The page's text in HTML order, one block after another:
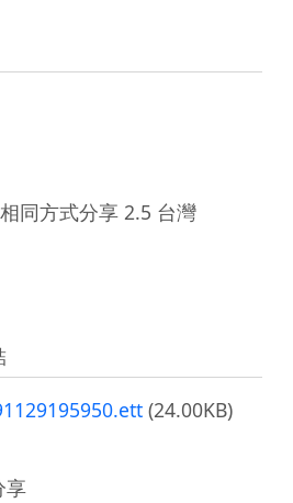
同方式分享 2.5 台灣
(24.00KB)
享